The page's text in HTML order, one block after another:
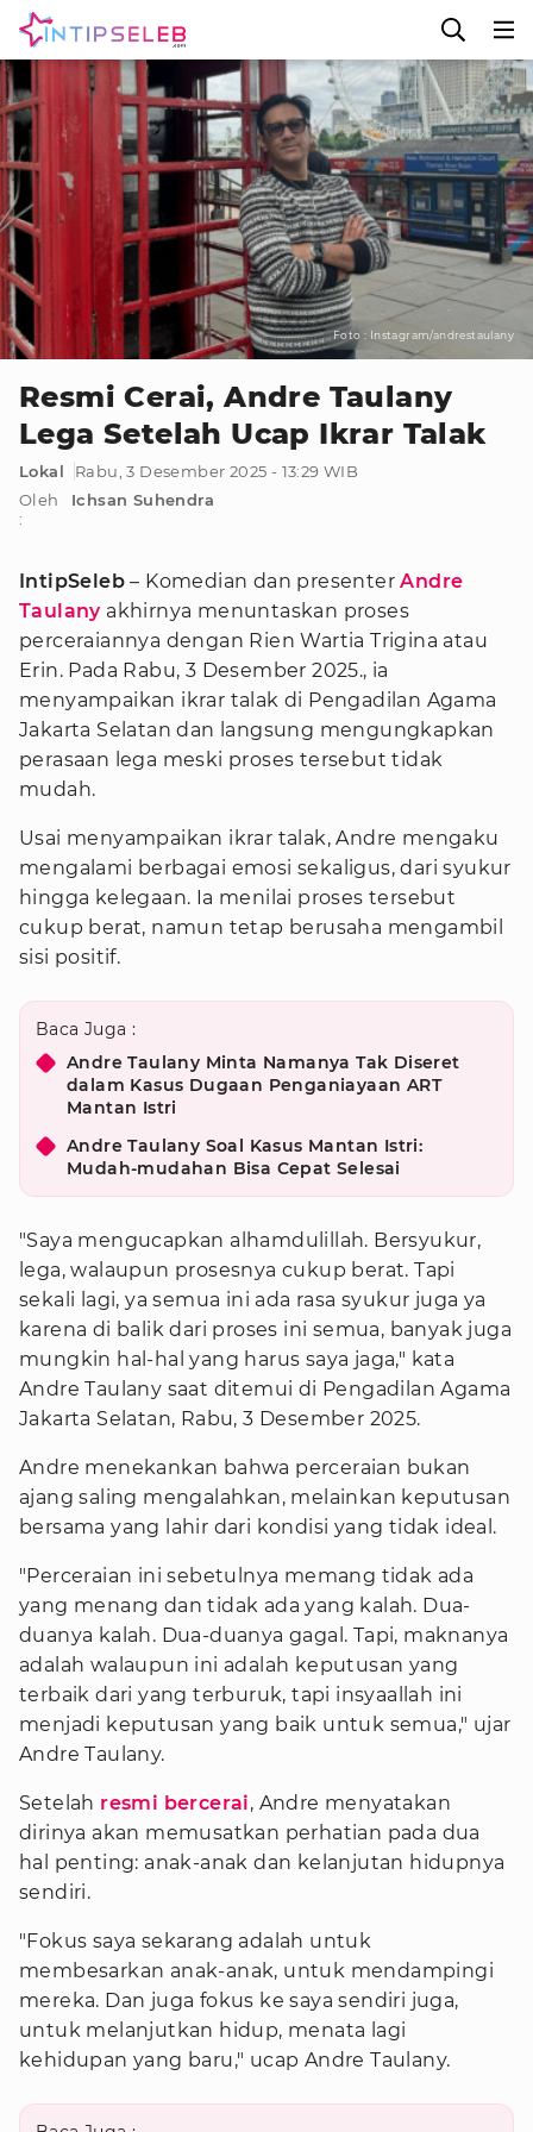
Foto : Instagram/andrestaulany
Resmi Cerai, Andre Taulany
Lega Setelah Ucap Ikrar Talak
Lokal
Rabu, 3 Desember 2025 - 13:29 WIB
Oleh
:
Ichsan Suhendra
IntipSeleb – Komedian dan presenterAndre
Taulanyakhirnya menuntaskan proses
perceraiannya dengan Rien Wartia Trigina atau
Erin. Pada Rabu, 3 Desember 2025., ia
menyampaikan ikrar talak di Pengadilan Agama
Jakarta Selatan dan langsung mengungkapkan
perasaan lega meski proses tersebut tidak
mudah.
Usai menyampaikan ikrar talak, Andre mengaku
mengalami berbagai emosi sekaligus, dari syukur
hingga kelegaan. Ia menilai proses tersebut
cukup berat, namun tetap berusaha mengambil
sisi positif.
Baca Juga :
Andre Taulany Minta Namanya Tak Diseret
dalam Kasus Dugaan Penganiayaan ART
Mantan Istri
Andre Taulany Soal Kasus Mantan Istri:
Mudah-mudahan Bisa Cepat Selesai
"Saya mengucapkan alhamdulillah. Bersyukur,
lega, walaupun prosesnya cukup berat. Tapi
sekali lagi, ya semua ini ada rasa syukur juga ya
karena di balik dari proses ini semua, banyak juga
mungkin hal-hal yang harus saya jaga," kata
Andre Taulany saat ditemui di Pengadilan Agama
Jakarta Selatan, Rabu, 3 Desember 2025.
Andre menekankan bahwa perceraian bukan
ajang saling mengalahkan, melainkan keputusan
bersama yang lahir dari kondisi yang tidak ideal.
"Perceraian ini sebetulnya memang tidak ada
yang menang dan tidak ada yang kalah. Dua-
duanya kalah. Dua-duanya gagal. Tapi, maknanya
adalah walaupun ini adalah keputusan yang
terbaik dari yang terburuk, tapi insyaallah ini
menjadi keputusan yang baik untuk semua," ujar
Andre Taulany.
Setelah resmi bercerai, Andre menyatakan
dirinya akan memusatkan perhatian pada dua
hal penting: anak-anak dan kelanjutan hidupnya
sendiri.
"Fokus saya sekarang adalah untuk
membesarkan anak-anak, untuk mendampingi
mereka. Dan juga fokus ke saya sendiri juga,
untuk melanjutkan hidup, menata lagi
kehidupan yang baru," ucap Andre Taulany.